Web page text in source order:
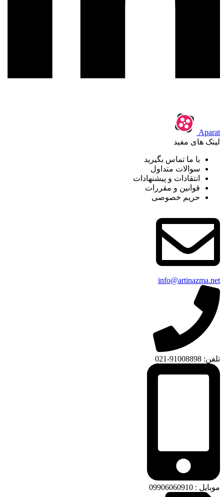
Aparat
لینک های مفید
با ما تماس بگیرید
سوالات متداول
انتقادات و پیشنهادات
قوانین و مقررات
حریم خصوصی
info@artinazma.net
تلفن: 91008898-021
موبایل : 09906060910